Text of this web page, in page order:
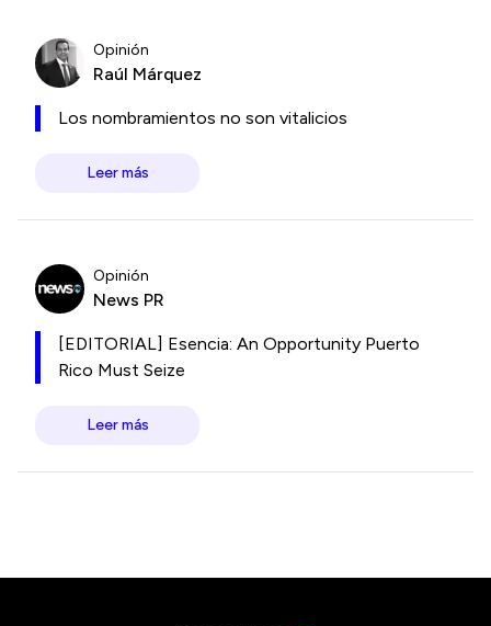
Opinión
Raúl Márquez
Los nombramientos no son vitalicios
Leer más
Opinión
News PR
[EDITORIAL] Esencia: An Opportunity Puerto
Rico Must Seize
Leer más